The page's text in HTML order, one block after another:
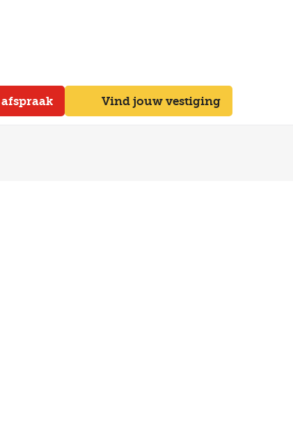
Vind jouw vestiging